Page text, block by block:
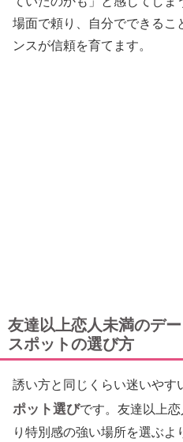
場面で頼り、自分でできるこ
ンスが信頼を育てます。
友達以上恋人未満のデ
スポットの選び方
誘い方と同じくらい迷いやす
ポット選びです。友達以上
り特別感の強い場所を選ぶ